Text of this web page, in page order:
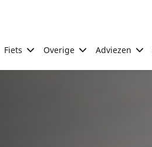
Fiets Overige Adviezen